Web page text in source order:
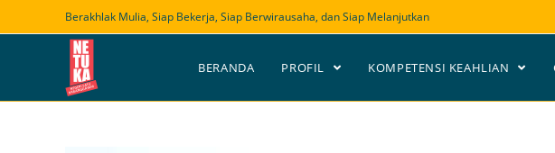
to
Berakhlak Mulia, Siap Bekerja, Siap Berwirausaha, dan Siap Melanjutkan
BERANDA PROFIL KOMPETENSI KEAHLIAN